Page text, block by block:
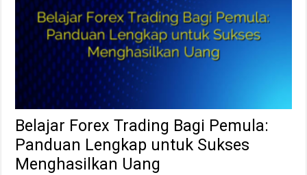
Belajar Forex Trading Bagi Pemula:
Panduan Lengkap untuk Sukses
Menghasilkan Uang